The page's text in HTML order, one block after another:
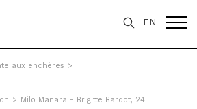
EN
aux enchères >
> Milo Manara - Brigitte Bardot, 24